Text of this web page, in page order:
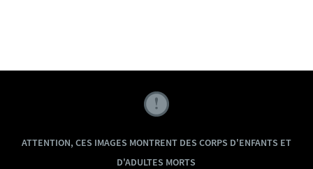
ATTENTION, CES IMAGES MONTRENT DES CORPS D'ENFANTS ET
D'ADULTES MORTS